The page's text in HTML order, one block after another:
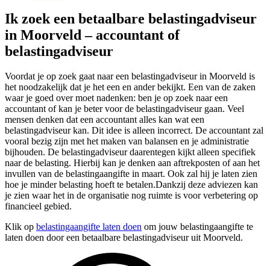
Ik zoek een betaalbare belastingadviseur
in Moorveld – accountant of
belastingadviseur
Voordat je op zoek gaat naar een belastingadviseur in Moorveld is
het noodzakelijk dat je het een en ander bekijkt. Een van de zaken
waar je goed over moet nadenken: ben je op zoek naar een
accountant of kan je beter voor de belastingadviseur gaan. Veel
mensen denken dat een accountant alles kan wat een
belastingadviseur kan. Dit idee is alleen incorrect. De accountant zal
vooral bezig zijn met het maken van balansen en je administratie
bijhouden. De belastingadviseur daarentegen kijkt alleen specifiek
naar de belasting. Hierbij kan je denken aan aftrekposten of aan het
invullen van de belastingaangifte in maart. Ook zal hij je laten zien
hoe je minder belasting hoeft te betalen.Dankzij deze adviezen kan
je zien waar het in de organisatie nog ruimte is voor verbetering op
financieel gebied.
Klik op belastingaangifte laten doen om jouw belastingaangifte te
laten doen door een betaalbare belastingadviseur uit Moorveld.